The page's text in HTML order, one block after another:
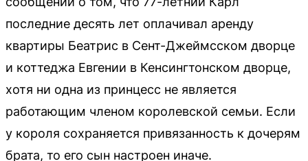
последние десять лет оплачивал аренду
квартиры Беатрис в Сент-Джеймсском дворце
и коттеджа Евгении в Кенсингтонском дворце,
хотя ни одна из принцесс не является
работающим членом королевской семьи. Если
у короля сохраняется привязанность к дочерям
брата, то его сын настроен иначе.